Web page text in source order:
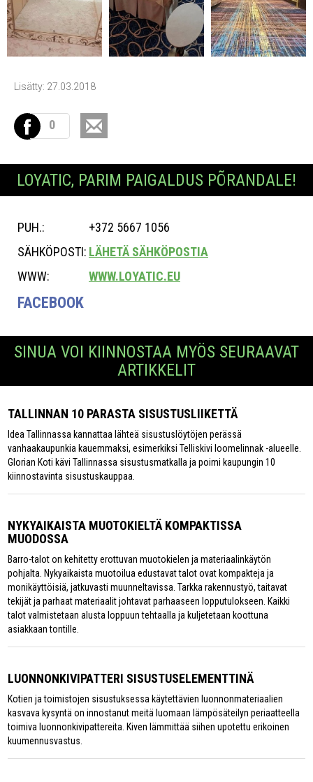
Lisätty: 27.03.2018
0
LOYATIC, PARIM PAIGALDUS PÕRANDALE!
PUH.:
+372 5667 1056
SÄHKÖPOSTI: LÄHETÄ SÄHKÖPOSTIA
WWW:
WWW.LOYATIC.EU
FACEBOOK
SINUA VOI KIINNOSTAA MYÖS SEURAAVAT
ARTIKKELIT
TALLINNAN 10 PARASTA SISUSTUSLIIKETTÄ
Idea Tallinnassa kannattaa lähteä sisustuslöytöjen perässä
vanhaakaupunkia kauemmaksi, esimerkiksi Telliskivi loomelinnak -alueelle.
Glorian Koti kävi Tallinnassa sisustusmatkalla ja poimi kaupungin 10
kiinnostavinta sisustuskauppaa.
NYKYAIKAISTA MUOTOKIELTÄ KOMPAKTISSA
MUODOSSA
Barro-talot on kehitetty erottuvan muotokielen ja materiaalinkäytön
pohjalta. Nykyaikaista muotoilua edustavat talot ovat kompakteja ja
monikäyttöisiä, jatkuvasti muunneltavissa. Tarkka rakennustyö, taitavat
tekijät ja parhaat materiaalit johtavat parhaaseen lopputulokseen. Kaikki
talot valmistetaan alusta loppuun tehtaalla ja kuljetetaan koottuna
asiakkaan tontille.
LUONNONKIVIPATTERI SISUSTUSELEMENTTINÄ
Kotien ja toimistojen sisustuksessa käytettävien luonnonmateriaalien
kasvava kysyntä on innostanut meitä luomaan lämpösäteilyn periaatteella
toimiva luonnonkivipattereita. Kiven lämmittää siihen upotettu erikoinen
kuumennusvastus.